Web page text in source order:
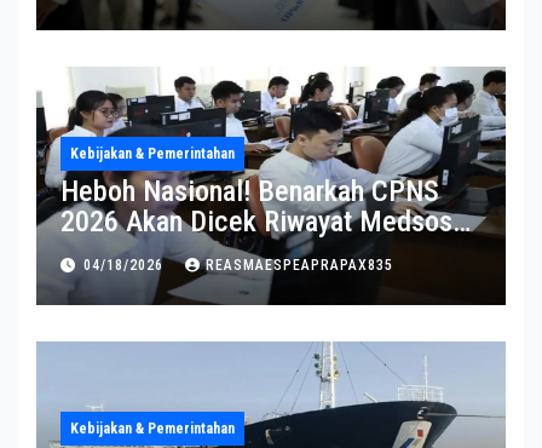
Kebijakan & Pemerintahan
Heboh Nasional! Benarkah CPNS
2026 Akan Dicek Riwayat Medsos?
Pernyataan BKN Bikin Heboh
04/18/2026 REASMAESPEAPRAPAX835
Kebijakan & Pemerintahan